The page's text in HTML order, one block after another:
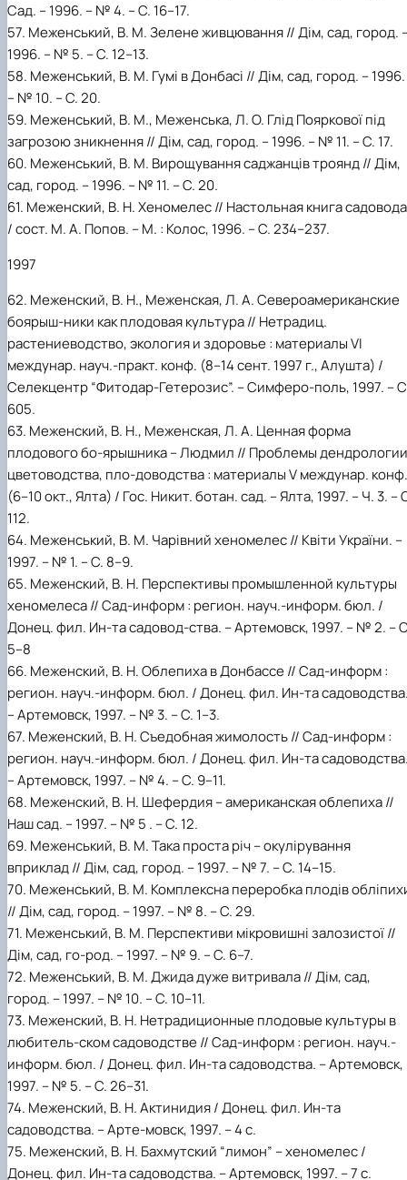
Сад. – 1996. – № 4. – С. 16–17.
57. Меженський, В. М. Зелене живцювання // Дім, сад, город.
1996. – № 5. – С. 12–13.
58. Меженський, В. М. Гумі в Донбасі // Дім, сад, город. – 1996.
– № 10. – С. 20.
59. Меженський, В. М., Меженська, Л. О. Глід Пояркової під
загрозою зникнення // Дім, сад, город. – 1996. – № 11. – C. 17.
60. Меженський, В. М. Вирощування саджанців троянд // Дім,
сад, город. – 1996. – № 11. – C. 20.
61. Меженский, В. Н. Хеномелес // Настольная книга садовода
/ сост. М. А. Попов. – М. : Колос, 1996. – С. 234–237.
1997
62. Меженский, В. Н., Меженская, Л. А. Североамериканские
боярыш-ники как плодовая культура // Нетрадиц.
растениеводство, экология и здоровье : материалы VI
междунар. науч.-практ. конф. (8–14 сент. 1997 г., Алушта) /
Селекцентр “Фитодар-Гетерозис”. – Симферо-поль, 1997. –
605.
63. Меженский, В. Н., Меженская, Л. А. Ценная форма
плодового бо-ярышника – Людмил // Проблемы
цветоводства, пло-доводства : материалы V междунар. конф.
(6–10 окт., Ялта) / Гос. Никит. ботан. сад. – Ялта, 1997. – Ч. 3. –
112.
64. Меженський, В. М. Чарівний хеномелес // Квіти України. –
1997. – № 1. – С. 8–9.
65. Меженский, В. Н. Перспективы промышленной культуры
хеномелеса // Сад-информ : регион. науч.-информ. бюл. /
Донец. фил. Ин-та садовод-ства. – Артемовск, 1997. – № 2. –
5–8
66. Меженский, В. Н. Облепиха в Донбассе // Сад-информ :
регион. науч.-информ. бюл. / Донец. фил. Ин-та
– Артемовск, 1997. – № 3. – С. 1–3.
67. Меженский, В. Н. Съедобная жимолость // Сад-информ :
регион. науч.-информ. бюл. / Донец. фил. Ин-та
– Артемовск, 1997. – № 4. – С. 9–11.
68. Меженский, В. Н. Шефердия – американская облепиха //
Наш сад. – 1997. – № 5 . – C. 12.
69. Меженський, В. М. Така проста річ – окулірування
вприклад // Дім, сад, город. – 1997. – № 7. – С. 14–15.
70. Меженський, В. М. Комплексна переробка плодів
// Дім, сад, город. – 1997. – № 8. – С. 29.
71. Меженський, В. М. Перспективи мікровишні залозистої //
Дім, сад, го-род. – 1997. – № 9. – С. 6–7.
72. Меженський, В. М. Джида дуже витривала // Дім, сад,
город. – 1997. – № 10. – С. 10–11.
73. Меженский, В. Н. Нетрадиционные плодовые культуры в
любитель-ском садоводстве // Сад-информ : регион. науч.-
информ. бюл. / Донец. фил. Ин-та садоводства. – Артемовск,
1997. – № 5. – С. 26–31.
74. Меженский, В. Н. Актинидия / Донец. фил. Ин-та
садоводства. – Арте-мовск, 1997. – 4 с.
75. Меженский, В. Н. Бахмутский “лимон” – хеномелес /
Донец. фил. Ин-та садоводства. – Артемовск, 1997. – 7 с.